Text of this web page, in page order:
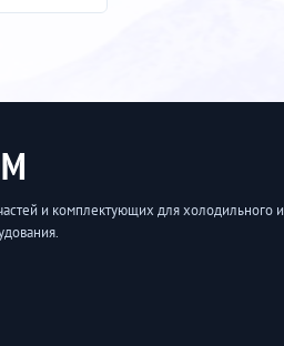
и комплектующих для холодильного и